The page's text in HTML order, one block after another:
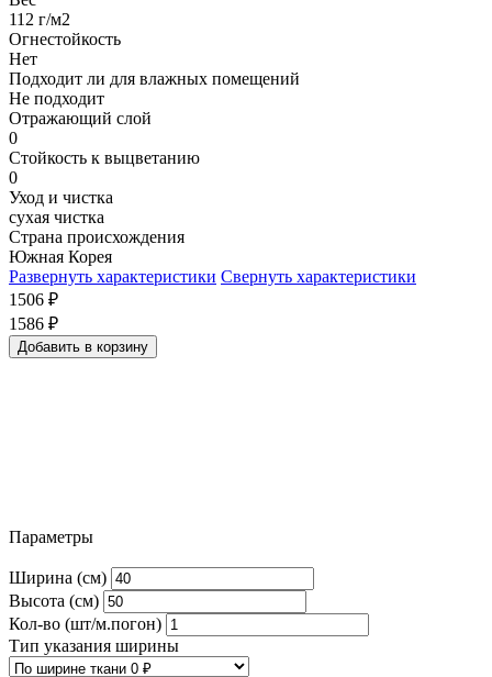
112 г/м2
Огнестойкость
Нет
Подходит ли для влажных помещений
Не подходит
Отражающий слой
0
Стойкость к выцветанию
0
Уход и чистка
сухая чистка
Страна происхождения
Южная Корея
Развернуть характеристики Свернуть характеристики
1506 ₽
1586 ₽
Добавить в корзину
Параметры
Ширина (см)
Высота (см)
Кол-во (шт/м.погон)
Тип указания ширины